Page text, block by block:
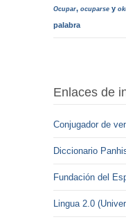
Ocupar,ocuparse y
palabra
Enlaces de
Conjugador de
Diccionario
Fundación del
Lingua 2.0